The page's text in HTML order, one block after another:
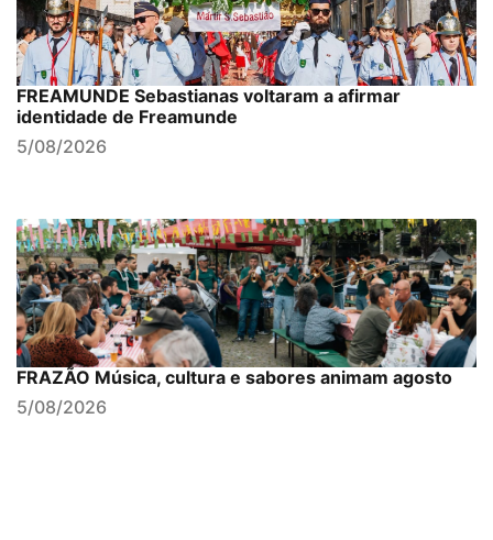
FREAMUNDE Sebastianas voltaram a afirmar
identidade de Freamunde
5/08/2026
FRAZÃO Música, cultura e sabores animam agosto
5/08/2026